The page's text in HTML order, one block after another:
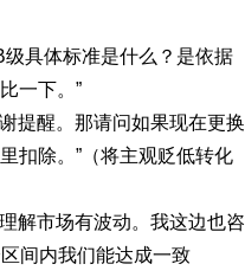
级具体标准是什么？是依据
一下。”
提醒。那请问如果现在更换
扣除。”（将主观贬低转化
解市场有波动。我这边也咨
间内我们能达成一致